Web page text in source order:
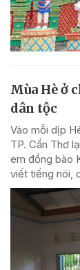
Mùa Hè ở
dân tộc
Vào mỗi dịp
TP. Cần Thơ
em đồng bào
viết tiếng nói,